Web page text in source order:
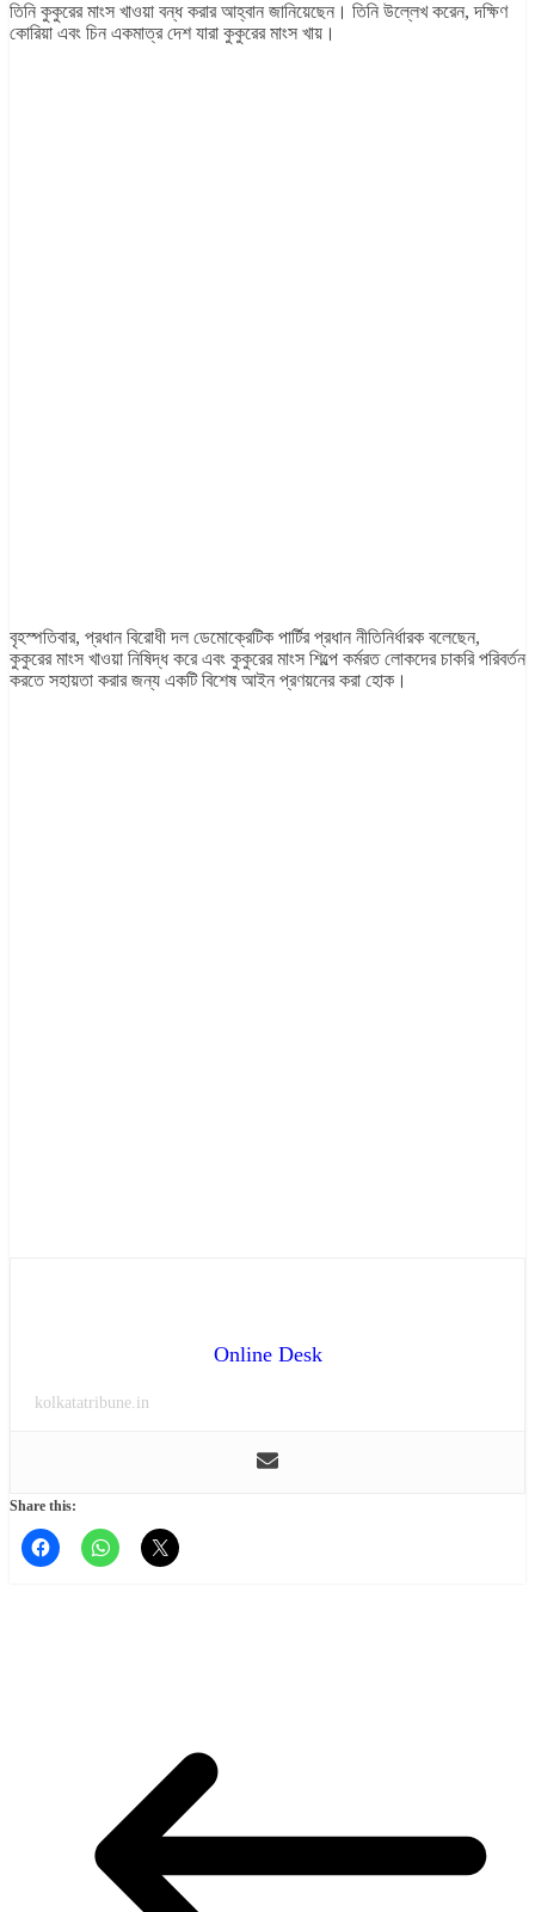
তিনি কুকুরের মাংস খাওয়া বন্ধ করার আহ্বান জানিয়েছেন। তিনি উল্লেখ করেন, দক্ষিণ
কোরিয়া এবং চিন একমাত্র দেশ যারা কুকুরের মাংস খায়।
বৃহস্পতিবার, প্রধান বিরোধী দল ডেমোক্রেটিক পার্টির প্রধান নীতিনির্ধারক বলেছেন,
কুকুরের মাংস খাওয়া নিষিদ্ধ করে এবং কুকুরের মাংস শিল্পে কর্মরত লোকদের চাকরি পরিবর্তন
করতে সহায়তা করার জন্য একটি বিশেষ আইন প্রণয়নের করা হোক।
Online Desk
kolkatatribune.in
Share this: